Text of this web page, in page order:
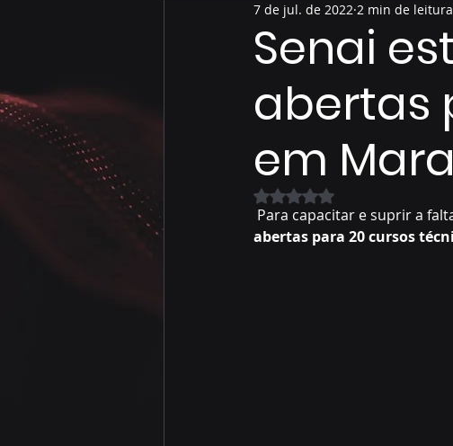
Senai
abertas
em
7 de jul. de 2022 2 min de leitura
Avaliado com NaN de 5
Para capacitar e suprir a
abertas para 20 cursos